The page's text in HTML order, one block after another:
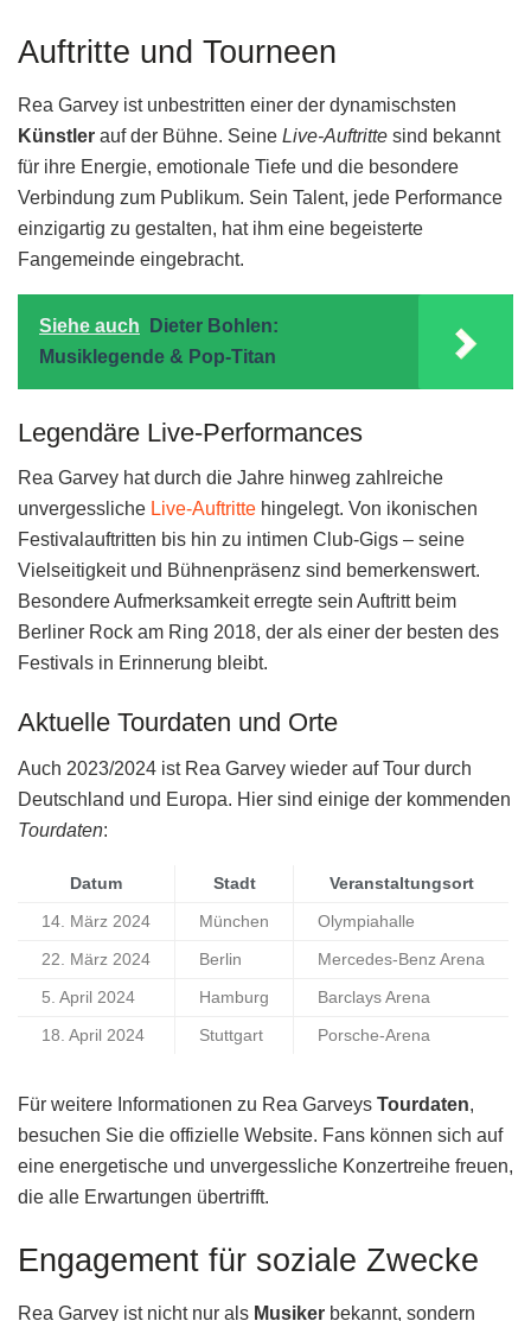
Auftritte und Tourneen
Rea Garvey ist unbestritten einer der dynamischsten
Künstler auf der Bühne. Seine Live-Auftritte sind bekannt
für ihre Energie, emotionale Tiefe und die besondere
Verbindung zum Publikum. Sein Talent, jede Performance
einzigartig zu gestalten, hat ihm eine begeisterte
Fangemeinde eingebracht.
Siehe auch
Dieter Bohlen:
Musiklegende & Pop-Titan
Legendäre Live-Performances
Rea Garvey hat durch die Jahre hinweg zahlreiche
unvergessliche Live-Auftritte hingelegt. Von ikonischen
Festivalauftritten bis hin zu intimen Club-Gigs – seine
Vielseitigkeit und Bühnenpräsenz sind bemerkenswert.
Besondere Aufmerksamkeit erregte sein Auftritt beim
Berliner Rock am Ring 2018, der als einer der besten des
Festivals in Erinnerung bleibt.
Aktuelle Tourdaten und Orte
Auch 2023/2024 ist Rea Garvey wieder auf Tour durch
Deutschland und Europa. Hier sind einige der kommenden
Tourdaten:
Datum Stadt Veranstaltungsort
14. März 2024 München Olympiahalle
22. März 2024 Berlin Mercedes-Benz Arena
5. April 2024 Hamburg Barclays Arena
18. April 2024 Stuttgart Porsche-Arena
Für weitere Informationen zu Rea Garveys Tourdaten,
besuchen Sie die offizielle Website. Fans können sich auf
eine energetische und unvergessliche Konzertreihe freuen,
die alle Erwartungen übertrifft.
Engagement für soziale Zwecke
Rea Garvey ist nicht nur als Musiker bekannt, sondern